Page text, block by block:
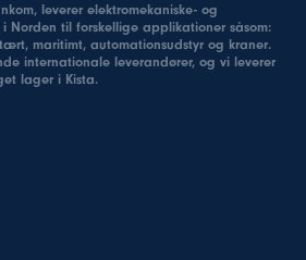
leverer elektromekaniske- og
Norden til forskellige applikationer såsom:
maritimt, automationsudstyr og kraner.
internationale leverandører, og vi leverer
lager i Kista.